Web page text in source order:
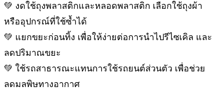
💚 งดใช้ถุงพลาสติกและหลอดพลาสติก เลือกใช้ถุงผ้า
หรืออุปกรณ์ที่ใช้ซ้ำได้
💚 แยกขยะก่อนทิ้ง เพื่อให้ง่ายต่อการนำไปรีไซเคิล และ
ลดปริมาณขยะ
💚 ใช้รถสาธารณะแทนการใช้รถยนต์ส่วนตัว เพื่อช่วย
ลดมลพิษทางอากาศ